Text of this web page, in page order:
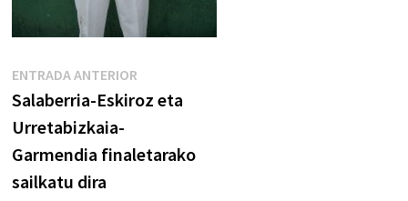
Navegación
de
entradas
ENTRADA ANTERIOR
anterior:
Salaberria-Eskiroz eta
Urretabizkaia-
Garmendia finaletarako
sailkatu dira